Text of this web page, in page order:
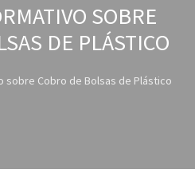
SOBRE
DE PLÁSTICO
sobre Cobro de Bolsas de Plástico